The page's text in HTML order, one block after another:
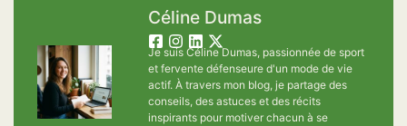
Céline Dumas
Je suis Céline Dumas, passionnée de sport
et fervente défenseure d'un mode de vie
actif. À travers mon blog, je partage des
conseils, des astuces et des récits
inspirants pour motiver chacun à se